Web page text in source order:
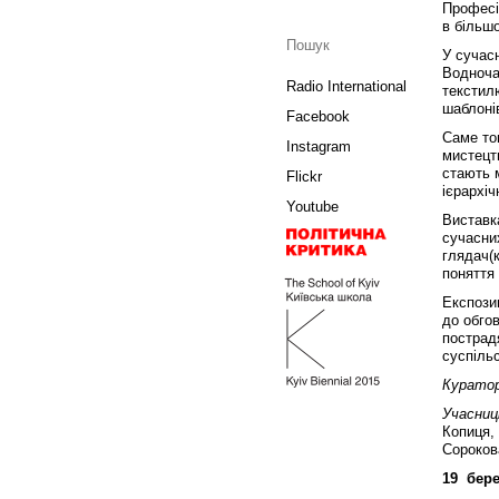
Radio International
Facebook
Instagram
Flickr
Youtube
в
У
Саме
стають
поняття
до
19